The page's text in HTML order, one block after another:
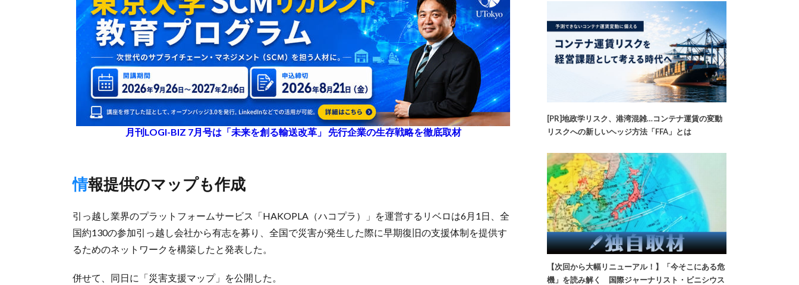
月刊LOGI-BIZ 7月号は「未来を創る輸送改革」 先行企業の生存戦略を徹底取材
情報提供のマップも作成
引っ越し業界のプラットフォームサービス「HAKOPLA（ハコプラ）」を運営するリベロは6月1日、全
国約130の参加引っ越し会社から有志を募り、全国で災害が発生した際に早期復旧の支援体制を提供す
るためのネットワークを構築したと発表した。
併せて、同日に「災害支援マップ」を公開した。
[PR]地政学リスク、港湾混雑…コンテナ運賃の変動
リスクへの新しいヘッジ方法「FFA」とは
【次回から大幅リニューアル！】「今そこにある危
機」を読み解く 国際ジャーナリスト・ビニシウス